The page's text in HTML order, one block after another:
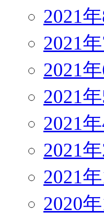
2021
2021
2021
2021
2021
2021
2021
2020